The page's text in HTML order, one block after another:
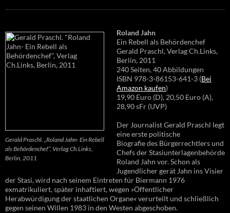
Gerald Praschl. „Roland Jahn- Ein Rebell
als Behördenchef“, Verlag Ch.Links,
Berlin, 2011
Roland Jahn
Ein Rebell als Behördenchef
Gerald Praschl, Verlag Ch.Links,
Berlin, 2011
240 Seiten, 40 Abbildungen
ISBN 978-3-86153-641-3 (Bei
Amazon kaufen)
19,90 Euro (D), 20,50 Euro (A),
28,90 sFr (UVP)
Der Journalist Gerald Praschl legt
eine erste politische
Biografie des Bürgerrechtlers und
Chefs der Stasiunterlagenbehörde
Roland Jahn vor. Schon als
Jugendlicher gerät Jahn ins Visier
der Stasi, wird nach seinem Eintreten für Biermann 1976
exmatrikuliert, später inhaftiert, wegen »Öffentlicher
Herabwürdigung der staatlichen Organe« verurteilt und schließlich
gegen seinen Willen 1983 in den Westen abgeschoben.